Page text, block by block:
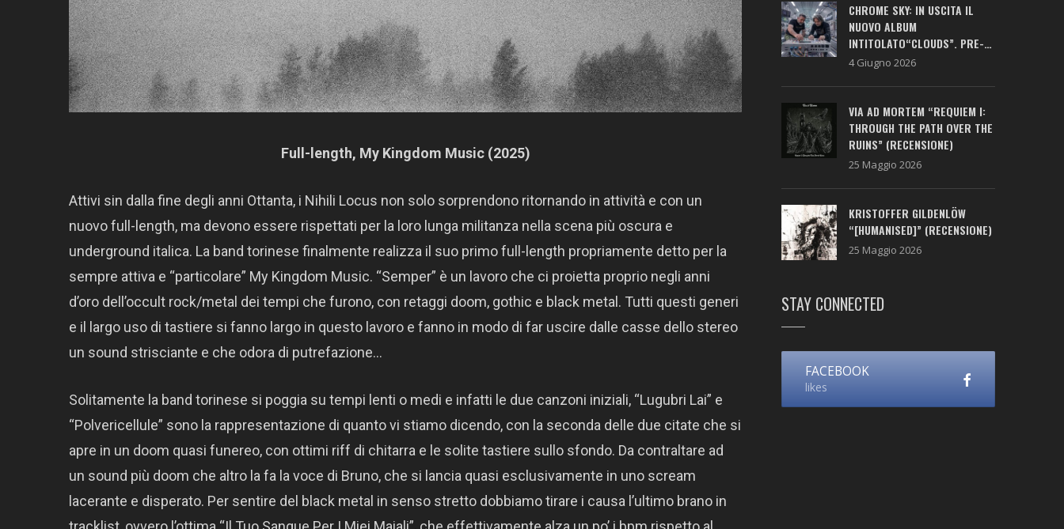
Full-length, My Kingdom Music (2025)
Attivi sin dalla fine degli anni Ottanta, i Nihili Locus non solo sorprendono ritornando in attività e con un
nuovo full-length, ma devono essere rispettati per la loro lunga militanza nella scena più oscura e
underground italica. La band torinese finalmente realizza il suo primo full-length propriamente detto per la
sempre attiva e “particolare” My Kingdom Music. “Semper” è un lavoro che ci proietta proprio negli anni
d’oro dell’occult rock/metal dei tempi che furono, con retaggi doom, gothic e black metal. Tutti questi generi
e il largo uso di tastiere si fanno largo in questo lavoro e fanno in modo di far uscire dalle casse dello stereo
un sound strisciante e che odora di putrefazione…
Solitamente la band torinese si poggia su tempi lenti o medi e infatti le due canzoni iniziali, “Lugubri Lai” e
“Polvericellule” sono la rappresentazione di quanto vi stiamo dicendo, con la seconda delle due citate che si
apre in un doom quasi funereo, con ottimi riff di chitarra e le solite tastiere sullo sfondo. Da contraltare ad
un sound più doom che altro la fa la voce di Bruno, che si lancia quasi esclusivamente in uno scream
lacerante e disperato. Per sentire del black metal in senso stretto dobbiamo tirare i causa l’ultimo brano in
CHROME SKY: IN USCITA IL
NUOVO ALBUM
INTITOLATO“CLOUDS”. PRE-
SAVE ATTIVO!
4 Giugno 2026
VIA AD MORTEM “REQUIEM I:
THROUGH THE PATH OVER THE
RUINS” (RECENSIONE)
25 Maggio 2026
KRISTOFFER GILDENLÖW
“[HUMANISED]” (RECENSIONE)
25 Maggio 2026
STAY CONNECTED
FACEBOOK
likes